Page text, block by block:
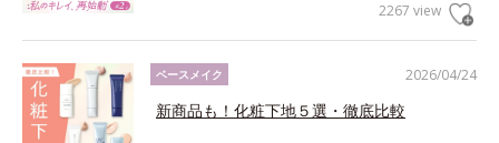
2267 view
2026/04/24
ベースメイク
新商品も！化粧下地５選・徹底比較